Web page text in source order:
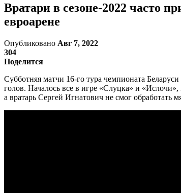
Вратари в сезоне-2022 часто
евроарене
Опубликовано Авг 7, 2022
304
Поделится
Субботняя матчи 16-го тура чемпионата
голов. Началось все в игре «Слуцка» и
а вратарь Сергей Игнатович не смог обработать